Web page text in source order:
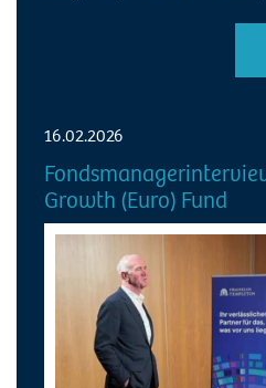
16.02.2026
Growth (Euro) Fund